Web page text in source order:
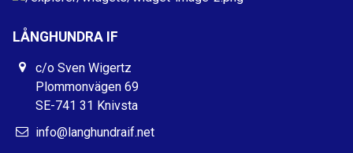
LÅNGHUNDRA IF
c/o Sven Wigertz
Plommonvägen 69
SE-741 31 Knivsta
info@langhundraif.net